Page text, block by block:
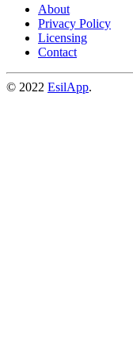
About
Privacy Policy
Licensing
Contact
© 2022 EsilApp.